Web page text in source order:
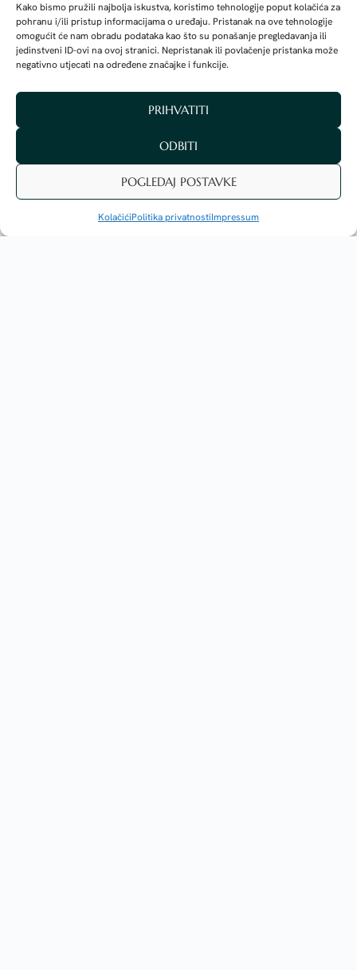
Kako bismo pružili najbolja iskustva, koristimo tehnologije poput kolačića za
pohranu i/ili pristup informacijama o uređaju. Pristanak na ove tehnologije
omogućit će nam obradu podataka kao što su ponašanje pregledavanja ili
jedinstveni ID-ovi na ovoj stranici. Nepristanak ili povlačenje pristanka može
negativno utjecati na određene značajke i funkcije.
PRIHVATITI
ODBITI
POGLEDAJ POSTAVKE
KolačićiPolitika privatnostiImpressum
imamo o sebi, drugima i svijetu. U terapiji
prepoznajemo 18 temeljnih shema kroz
razgovor, uvid u životne obrasce i upitnike.
Shema modovi
Stilovi prevladavanja
Emocionalne potrebe